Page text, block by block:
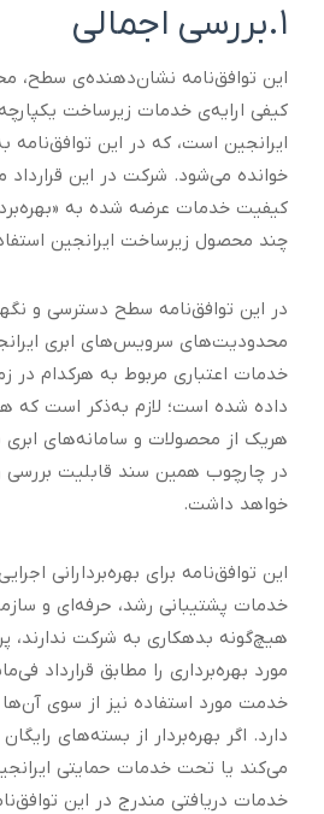
۱.بررسی اجمالی
این توافق‌نامه نشان‌دهنده‌ی سطح،
کیفی ارایه‌ی خدمات زیرساخت
ایرانجین است،‌ که در این توافق‌نامه
خوانده می‌شود. شرکت در این
کیفیت خدمات عرضه شده به
چند محصول زیرساخت ایرانجین
در این توافق‌نامه سطح دسترسی و
محدودیت‌های سرویس‌های ابری
خدمات اعتباری مربوط به هرکدام در
داده شده است؛ لازم به‌ذکر است که
هریک از محصولات و سامانه‌های
در چارچوب همین سند قابلیت بررسی و
خواهد داشت.
این توافق‌نامه برای بهره‌بردارانی
خدمات پشتیبانی رشد، حرفه‌ای و
هیچ‌گونه بدهکاری به شرکت ندارند،
مورد بهره‌برداری را مطابق قرارداد
خدمت مورد استفاده نیز از سوی آن‌ها
دارد. اگر بهره‌بردار از بسته‌های
می‌کند یا تحت خدمات حمایتی
خدمات دریافتی مندرج در این